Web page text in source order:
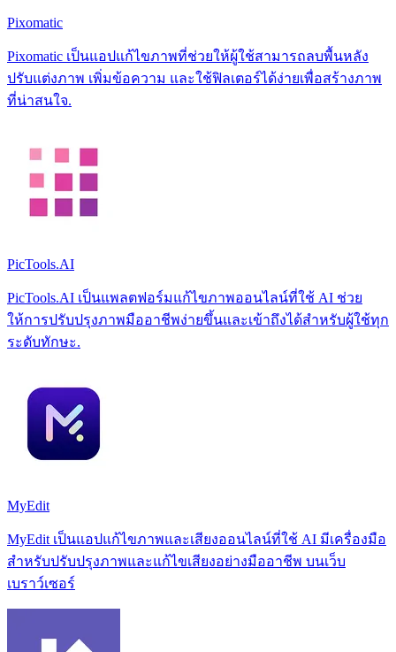
Pixomatic
Pixomatic เป็นแอปแก้ไขภาพที่ช่วยให้ผู้ใช้สามารถลบพื้นหลัง
ปรับแต่งภาพ เพิ่มข้อความ และใช้ฟิลเตอร์ได้ง่ายเพื่อสร้างภาพ
ที่น่าสนใจ.
PicTools.AI
PicTools.AI เป็นแพลตฟอร์มแก้ไขภาพออนไลน์ที่ใช้ AI ช่วย
ให้การปรับปรุงภาพมืออาชีพง่ายขึ้นและเข้าถึงได้สำหรับผู้ใช้ทุก
ระดับทักษะ.
MyEdit
MyEdit เป็นแอปแก้ไขภาพและเสียงออนไลน์ที่ใช้ AI มีเครื่องมือ
สำหรับปรับปรุงภาพและแก้ไขเสียงอย่างมืออาชีพ บนเว็บ
เบราว์เซอร์